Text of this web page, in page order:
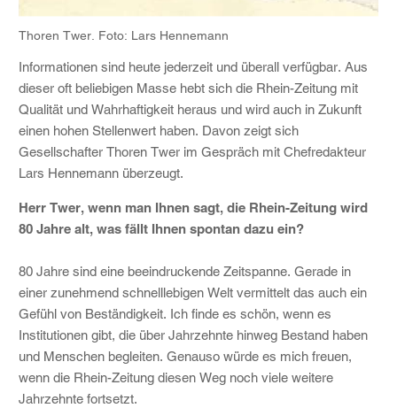
Thoren Twer. Foto: Lars Hennemann
Informationen sind heute jederzeit und überall verfügbar. Aus
dieser oft beliebigen Masse hebt sich die Rhein-Zeitung mit
Qualität und Wahrhaftigkeit heraus und wird auch in Zukunft
einen hohen Stellenwert haben. Davon zeigt sich
Gesellschafter Thoren Twer im Gespräch mit Chefredakteur
Lars Hennemann überzeugt.
Herr Twer, wenn man Ihnen sagt, die Rhein-Zeitung wird
80 Jahre alt, was fällt Ihnen spontan dazu ein?
80 Jahre sind eine beeindruckende Zeitspanne. Gerade in
einer zunehmend schnelllebigen Welt vermittelt das auch ein
Gefühl von Beständigkeit. Ich finde es schön, wenn es
Institutionen gibt, die über Jahrzehnte hinweg Bestand haben
und Menschen begleiten. Genauso würde es mich freuen,
wenn die Rhein-Zeitung diesen Weg noch viele weitere
Jahrzehnte fortsetzt.